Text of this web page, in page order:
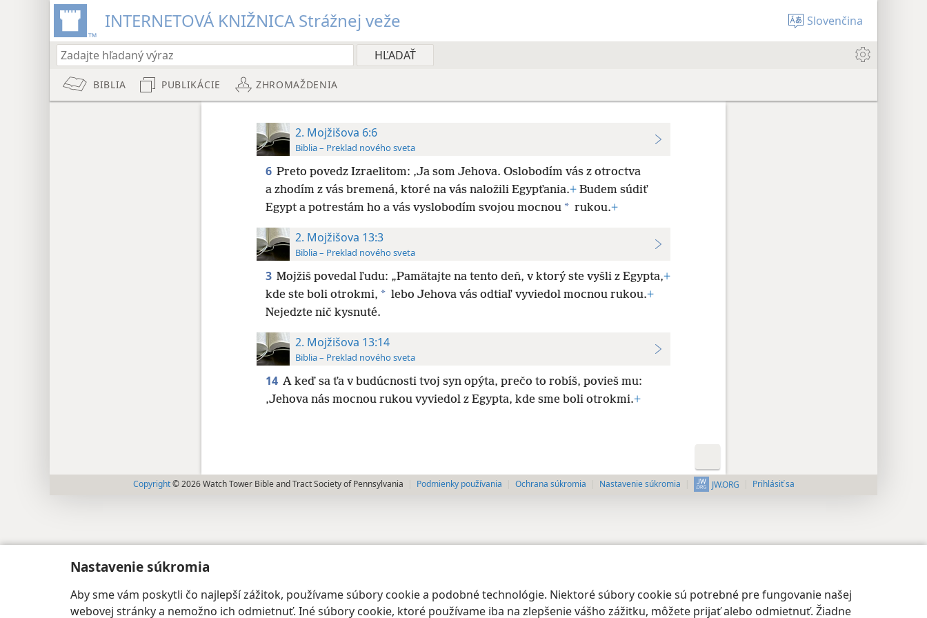
Nastavenie súkromia
Aby sme vám poskytli čo najlepší zážitok, používame súbory cookie a podobné technológie. Niektoré súbory cookie sú potrebné pre fungovanie našej
webovej stránky a nemožno ich odmietnuť. Iné súbory cookie, ktoré používame iba na zlepšenie vášho zážitku, môžete prijať alebo odmietnuť. Žiadne
INTERNETOVÁ KNIŽNICA Strážnej veže Slovenčina
BIBLIA PUBLIKÁCIE ZHROMAŽDENIA
2. Mojžišova 6:6
Biblia – Preklad nového sveta
6 Preto povedz Izraelitom: ‚Ja som Jehova. Oslobodím vás z otroctva
a zhodím z vás bremená, ktoré na vás naložili Egypťania.+Budem súdiť
Egypt a potrestám ho a vás vyslobodím svojou mocnou * rukou.+
2. Mojžišova 13:3
Biblia – Preklad nového sveta
3 Mojžiš povedal ľudu: „Pamätajte na tento deň, v ktorý ste vyšli z Egypta,+
kde ste boli otrokmi, * lebo Jehova vás odtiaľ vyviedol mocnou rukou.+
Nejedzte nič kysnuté.
2. Mojžišova 13:14
Biblia – Preklad nového sveta
14 A keď sa ťa v budúcnosti tvoj syn opýta, prečo to robíš, povieš mu:
‚Jehova nás mocnou rukou vyviedol z Egypta, kde sme boli otrokmi.+
Copyright © 2026 Watch Tower Bible and Tract Society of Pennsylvania Podmienky používania Ochrana súkromia Nastavenie súkromia JW.ORG Prihlásiť sa